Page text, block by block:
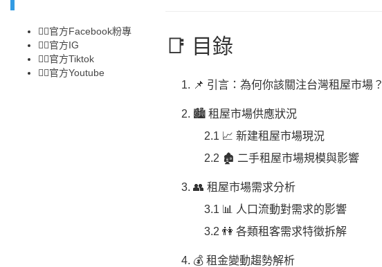
📑 目錄
📌 引言：為何你該關注台灣租屋市場？
🏙️ 租屋市場供應狀況
2.1 📈 新建租屋市場現況
2.2 🏚️ 二手租屋市場規模與影響
👥 租屋市場需求分析
3.1 📊 人口流動對需求的影響
3.2 👫 各類租客需求特徵拆解
💰 租金變動趨勢解析
👉🏻官方Facebook粉專
👉🏻官方IG
👉🏻官方Tiktok
👉🏻官方Youtube